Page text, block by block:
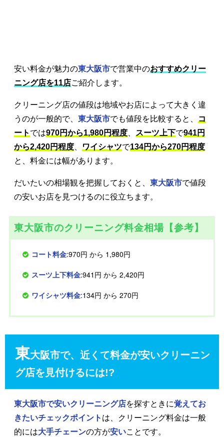
安い料金が魅力の東大阪市で営業中のおすすめクリー
ニング店を11店ご紹介します。
クリーニング店の値段は地域やお店によって大きく違
うのが一般的で、 東大阪市でも値段を比較すると、
コ
ート では970円から1,980円程度 スーツ上下で941円
から2,420円程度
ワイシャツで134円から270円程度
と、料金には幅があります。
だいたいの相場観を把握しておくと、 東大阪市で値段
の安いお店を見つけるのに役立ちます。
東大阪市のクリーニング料金相場【参考】
コート料金:970円 から 1,980円
スーツ上下料金:941円 から 2,420円
ワイシャツ料金:134円 から 270円
東大阪市で、近くて料金が安いクリーニン
グ店を見付けるには!?
東大阪市で安いクリーニング店を探すときに覚えてお
きたいチェックポイント は、クリーニング料金は一般
的には大手チェーンの方が安いことです。